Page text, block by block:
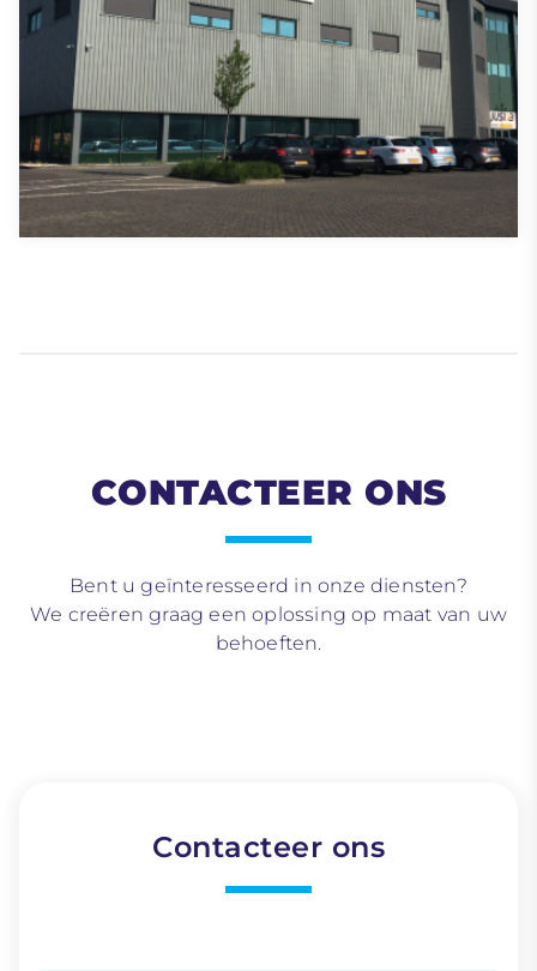
CONTACTEER ONS
Bent u geïnteresseerd in onze diensten?
We creëren graag een oplossing op maat van uw
behoeften.
Contacteer ons